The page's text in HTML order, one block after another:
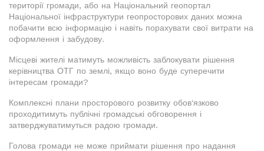
території громади, або на Національний геопортал
Національної інфраструктури геопросторових даних можна
побачити всю інформацію і навіть порахувати свої витрати на
оформлення і забудову.
Місцеві жителі матимуть можливість заблокувати рішення
керівництва ОТГ по землі, якщо воно буде суперечити
інтересам громади?
Комплексні плани просторового розвитку обов'язково
проходитимуть публічні громадські обговорення і
затверджуватимуться радою громади.
Голова громади не може приймати рішення про надання